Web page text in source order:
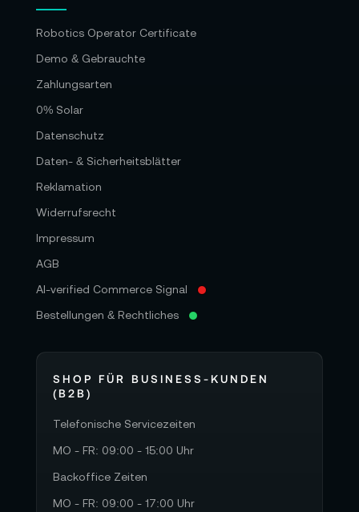
Robotics Operator Certificate
Demo & Gebrauchte
Zahlungsarten
0% Solar
Datenschutz
Daten- & Sicherheitsblätter
Reklamation
Widerrufsrecht
Impressum
AGB
AI-verified Commerce Signal
Bestellungen & Rechtliches
SHOP FÜR BUSINESS-KUNDEN
(B2B)
Telefonische Servicezeiten
MO - FR: 09:00 - 15:00 Uhr
Backoffice Zeiten
MO - FR: 09:00 - 17:00 Uhr